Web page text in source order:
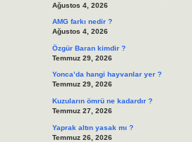
Ağustos 4, 2026
AMG farkı nedir ?
Ağustos 4, 2026
Özgür Baran kimdir ?
Temmuz 29, 2026
Yonca’da hangi hayvanlar yer ?
Temmuz 29, 2026
Kuzuların ömrü ne kadardır ?
Temmuz 27, 2026
Yaprak altın yasak mı ?
Temmuz 26, 2026